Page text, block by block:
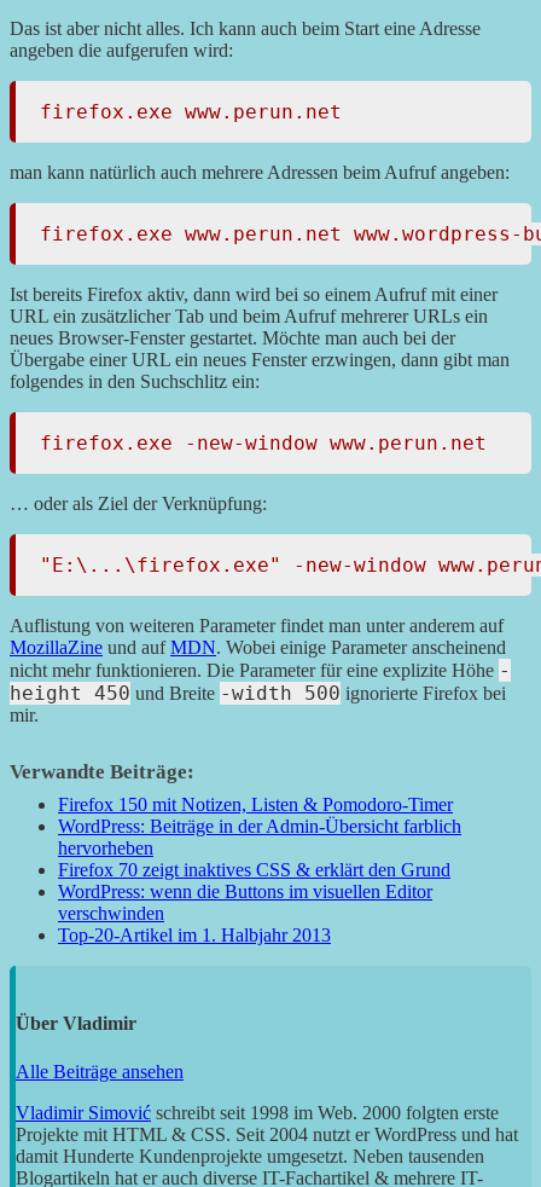
Das ist aber nicht alles. Ich kann auch beim Start eine Adresse
angeben die aufgerufen wird:
firefox.exe www.perun.net
man kann natürlich auch mehrere Adressen beim Aufruf angeben:
firefox.exe www.perun.net www.wordpress-
Ist bereits Firefox aktiv, dann wird bei so einem Aufruf mit einer
URL ein zusätzlicher Tab und beim Aufruf mehrerer URLs ein
neues Browser-Fenster gestartet. Möchte man auch bei der
Übergabe einer URL ein neues Fenster erzwingen, dann gibt man
folgendes in den Suchschlitz ein:
firefox.exe -new-window www.perun.net
… oder als Ziel der Verknüpfung:
"E:\...\firefox.exe" -new-window
Auflistung von weiteren Parameter findet man unter anderem auf
MozillaZine und aufMDN. Wobei einige Parameter anscheinend
nicht mehr funktionieren. Die Parameter für eine explizite Höhe -
height 450 und Breite -width 500 ignorierte Firefox bei
mir.
Verwandte Beiträge:
Firefox 150 mit Notizen, Listen & Pomodoro-Timer
WordPress: Beiträge in der Admin-Übersicht farblich
hervorheben
Firefox 70 zeigt inaktives CSS & erklärt den Grund
WordPress: wenn die Buttons im visuellen Editor
verschwinden
Top-20-Artikel im 1. Halbjahr 2013
Über Vladimir
Alle Beiträge ansehen
Vladimir Simović schreibt seit 1998 im Web. 2000 folgten erste
Projekte mit HTML & CSS. Seit 2004 nutzt er WordPress und hat
damit Hunderte Kundenprojekte umgesetzt. Neben tausenden
Blogartikeln hat er auch diverse IT-Fachartikel & mehrere IT-